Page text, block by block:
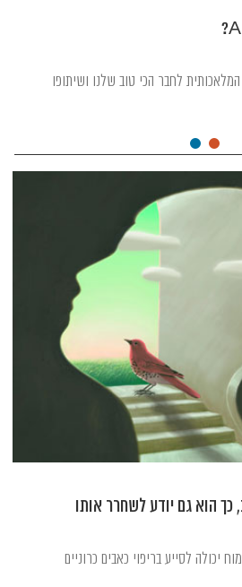
לחבר הכי טוב שלנו ושיתופו
כך הוא גם יודע לשחרר אותו
יכולה לסייע בריפוי כאבים כרוניים